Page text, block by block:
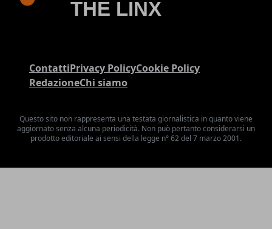
ContattiPrivacy PolicyCookie Policy
RedazioneChi siamo
Questo sito non rappresenta una testata giornalistica in quanto viene
aggiornato senza alcuna periodicità. Non può pertanto considerarsi un
prodotto editoriale ai sensi della legge n° 62 del 7 marzo 2001.